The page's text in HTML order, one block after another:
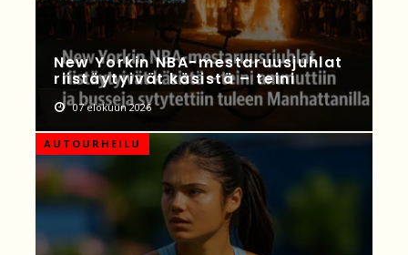
New Yorkin NBA-mestaruusjuhlat
riistäytyivät käsistä – teini
07 elokuun 2026
AUTOURHEILU